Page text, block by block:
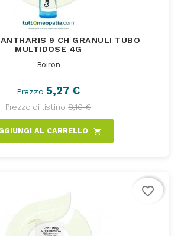
9 CH GRANULI TUBO
MULTIDOSE 4G
Boiron
Prezzo 5,27 €
Prezzo di listino 8,10 €
AL CARRELLO shopping_cart
favorite_border